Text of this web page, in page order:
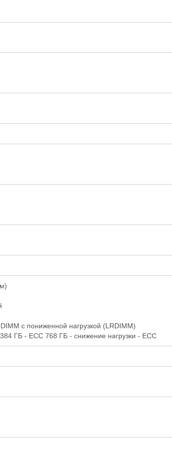
с пониженной нагрузкой (LRDIMM)
ГБ - ECC 768 ГБ - снижение нагрузки - ECC